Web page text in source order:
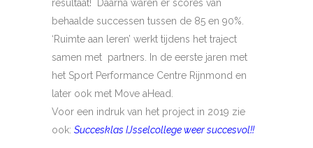
resultaat! Daarna waren er scores van
behaalde successen tussen de 85 en 90%.
‘Ruimte aan leren’ werkt tijdens het traject
samen met partners. In de eerste jaren met
het Sport Performance Centre Rijnmond en
later ook met Move aHead.
Voor een indruk van het project in 2019 zie
ook: Succesklas IJsselcollege weer succesvol!!